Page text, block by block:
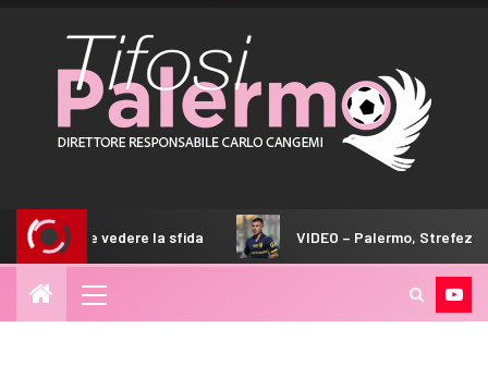
la sfida VIDEO – Palermo, Strefezza arriva in Australia